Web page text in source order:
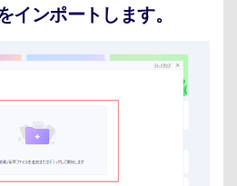
インポートします。